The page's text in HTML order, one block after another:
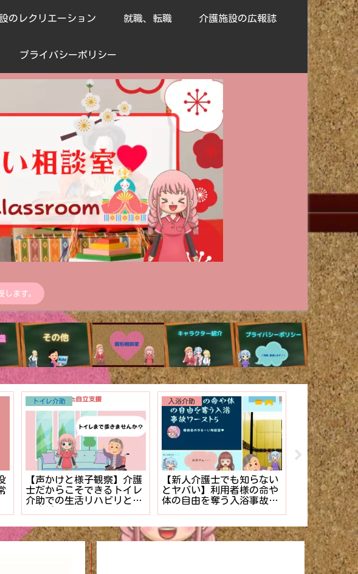
ます。
のレクリエーション 就職、転職 介護施設の広報誌
プライバシーポリシー
トイレ介助
【声かけと様子観察】介護
士だからこそできるトイレ
介助での生活リハビリと自
入浴介助
【新人介護士でも知らない
とヤバい】利用者様の命や
体の自由を奪う入浴事故ワ
【取説】介
企画・実施
楽しめるレ